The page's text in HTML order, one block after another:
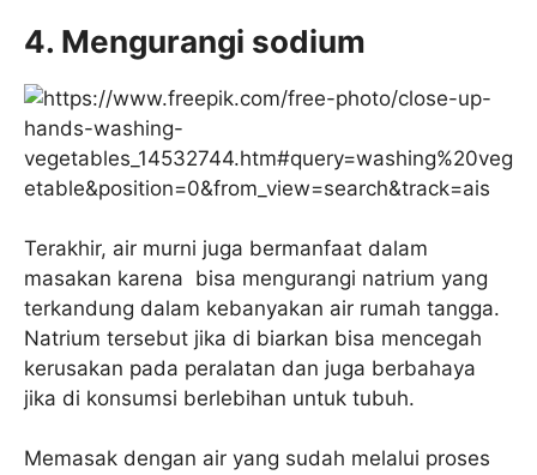
4. Mengurangi sodium
Terakhir, air murni juga bermanfaat dalam
masakan karena bisa mengurangi natrium yang
terkandung dalam kebanyakan air rumah tangga.
Natrium tersebut jika di biarkan bisa mencegah
kerusakan pada peralatan dan juga berbahaya
jika di konsumsi berlebihan untuk tubuh.
Memasak dengan air yang sudah melalui proses